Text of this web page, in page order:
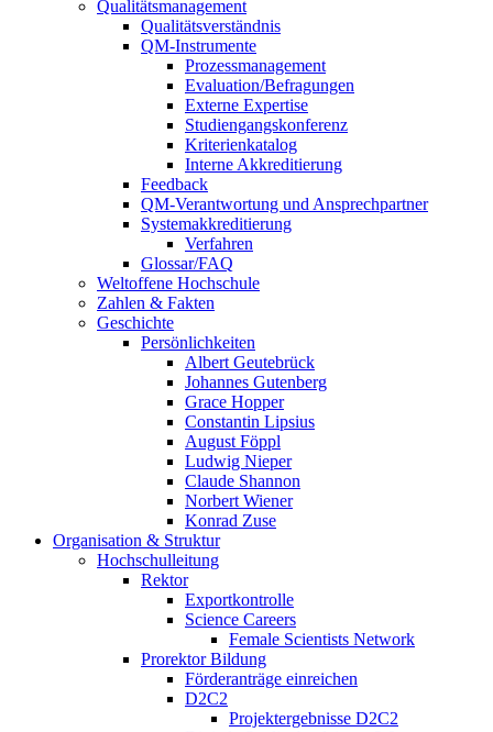
Qualitätsmanagement
Qualitätsverständnis
QM-Instrumente
Prozessmanagement
Evaluation/Befragungen
Externe Expertise
Studiengangskonferenz
Kriterienkatalog
Interne Akkreditierung
Feedback
QM-Verantwortung und Ansprechpartner
Systemakkreditierung
Verfahren
Glossar/FAQ
Weltoffene Hochschule
Zahlen & Fakten
Geschichte
Persönlichkeiten
Albert Geutebrück
Johannes Gutenberg
Grace Hopper
Constantin Lipsius
August Föppl
Ludwig Nieper
Claude Shannon
Norbert Wiener
Konrad Zuse
Organisation & Struktur
Hochschulleitung
Rektor
Exportkontrolle
Science Careers
Female Scientists Network
Prorektor Bildung
Förderanträge einreichen
D2C2
Projektergebnisse D2C2